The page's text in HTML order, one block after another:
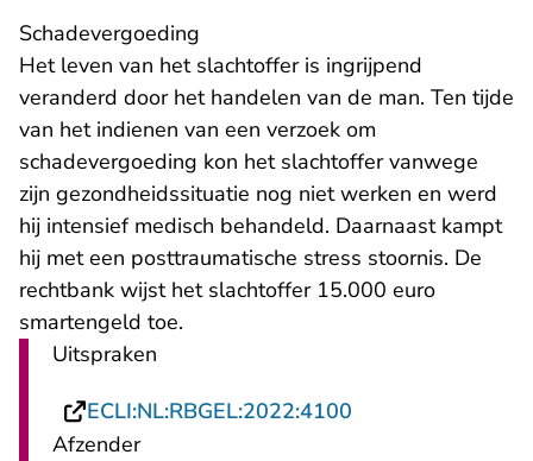
Schadevergoeding
Het leven van het slachtoffer is ingrijpend
veranderd door het handelen van de man. Ten tijde
van het indienen van een verzoek om
schadevergoeding kon het slachtoffer vanwege
zijn gezondheidssituatie nog niet werken en werd
hij intensief medisch behandeld. Daarnaast kampt
hij met een posttraumatische stress stoornis. De
rechtbank wijst het slachtoffer 15.000 euro
smartengeld toe.
Uitspraken
ECLI:NL:RBGEL:2022:4100
Afzender